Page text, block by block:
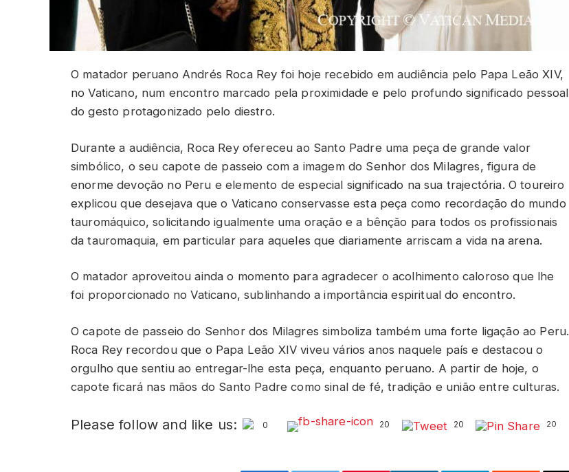
O matador peruano Andrés Roca Rey foi hoje recebido em audiência pelo Papa Leão XIV,
no Vaticano, num encontro marcado pela proximidade e pelo profundo significado pessoal
do gesto protagonizado pelo diestro.
Durante a audiência, Roca Rey ofereceu ao Santo Padre uma peça de grande valor
simbólico, o seu capote de passeio com a imagem do Senhor dos Milagres, figura de
enorme devoção no Peru e elemento de especial significado na sua trajectória. O toureiro
explicou que desejava que o Vaticano conservasse esta peça como recordação do mundo
tauromáquico, solicitando igualmente uma oração e a bênção para todos os profissionais
da tauromaquia, em particular para aqueles que diariamente arriscam a vida na arena.
O matador aproveitou ainda o momento para agradecer o acolhimento caloroso que lhe
foi proporcionado no Vaticano, sublinhando a importância espiritual do encontro.
O capote de passeio do Senhor dos Milagres simboliza também uma forte ligação ao Peru.
Roca Rey recordou que o Papa Leão XIV viveu vários anos naquele país e destacou o
orgulho que sentiu ao entregar-lhe esta peça, enquanto peruano. A partir de hoje, o
capote ficará nas mãos do Santo Padre como sinal de fé, tradição e união entre culturas.
Please follow and like us: 0 20 20 20